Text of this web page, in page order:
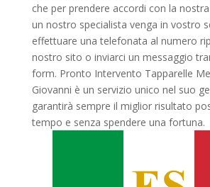
che per prendere accordi con la
un nostro specialista venga in vostro
effettuare una telefonata al numero
nostro sito o inviarci un messaggio
form. Pronto Intervento Tapparelle
Giovanni è un servizio unico nel suo
garantirà sempre il miglior risultato
tempo e senza spendere una fortuna.